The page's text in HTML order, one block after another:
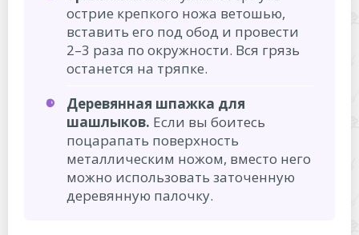
острие крепкого ножа ветошью,
вставить его под обод и провести
2–3 раза по окружности. Вся грязь
останется на тряпке.
Деревянная шпажка для
шашлыков. Если вы боитесь
поцарапать поверхность
металлическим ножом, вместо него
можно использовать заточенную
деревянную палочку.